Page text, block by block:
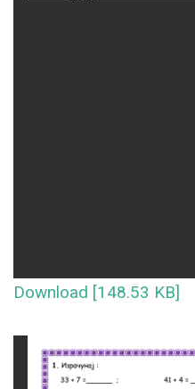
Download [148.53 KB]